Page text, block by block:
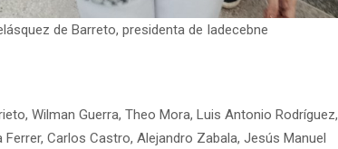
de Barreto, presidenta de Iadecebne
Wilman Guerra, Theo Mora, Luis Antonio Rodríguez,
Carlos Castro, Alejandro Zabala, Jesús Manuel